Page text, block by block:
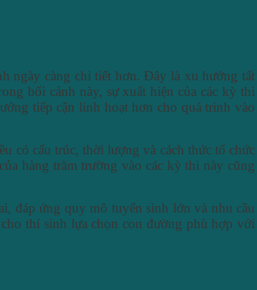
ngày càng chi tiết hơn. Đây là xu hướng tất
bối cảnh này, sự xuất hiện của các kỳ thi
tiếp cận linh hoạt hơn cho quá trình vào
có cấu trúc, thời lượng và cách thức tổ chức
hàng trăm trường vào các kỳ thi này cũng
đáp ứng quy mô tuyển sinh lớn và nhu cầu
thí sinh lựa chọn con đường phù hợp với